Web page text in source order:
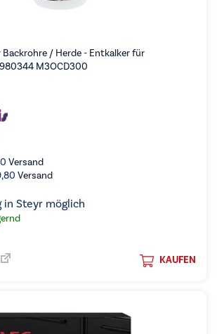
Backrohre / Herde - Entkalker für
M3OCD300
Versand
Versand
in Steyr möglich
KAUFEN